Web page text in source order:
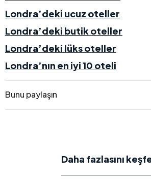
Londra’deki ucuz oteller
Londra’deki butik oteller
Londra’deki lüks oteller
Londra’nın en iyi 10 oteli
Bunu paylaşın
Daha fazlasını